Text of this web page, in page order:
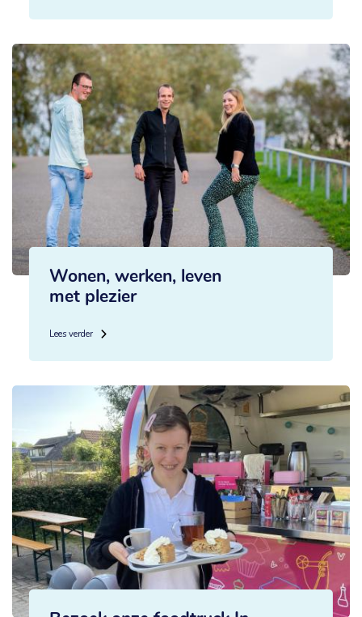
Wonen, werken, leven
met plezier
Lees verder